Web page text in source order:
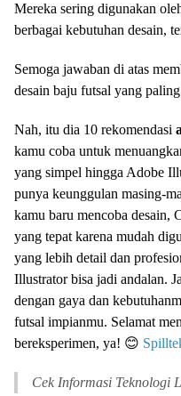
Mereka sering digunakan
berbagai kebutuhan desain,
Semoga jawaban di atas
desain baju futsal yang
Nah, itu dia 10 rekomendasi
kamu coba untuk
yang simpel hingga Adobe
punya keunggulan masing-
kamu baru mencoba desain,
yang tepat karena mudah
yang lebih detail dan
Illustrator bisa jadi andalan.
dengan gaya dan
futsal impianmu. Selamat
bereksperimen, ya! 😊
Cek Informasi Teknologi